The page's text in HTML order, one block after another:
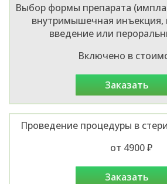
Выбор формы препарата
внутримышечная инъекция,
введение или
Включено в
заказать
Проведение процедуры в
от 4900 ₽
заказать